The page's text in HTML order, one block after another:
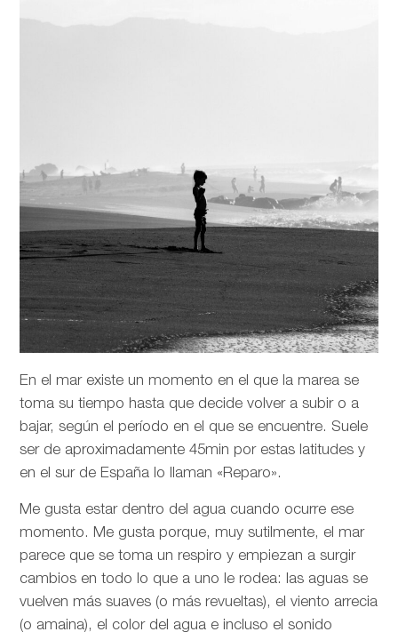
En el mar existe un momento en el que la marea se
toma su tiempo hasta que decide volver a subir o a
bajar, según el período en el que se encuentre. Suele
ser de aproximadamente 45min por estas latitudes y
en el sur de España lo llaman «Reparo».
Me gusta estar dentro del agua cuando ocurre ese
momento. Me gusta porque, muy sutilmente, el mar
parece que se toma un respiro y empiezan a surgir
cambios en todo lo que a uno le rodea: las aguas se
vuelven más suaves (o más revueltas), el viento arrecia
(o amaina), el color del agua e incluso el sonido